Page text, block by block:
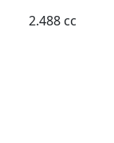
2.488 cc